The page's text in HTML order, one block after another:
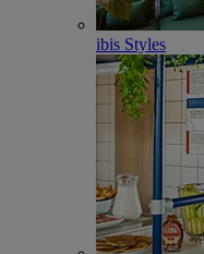
ibis Styles